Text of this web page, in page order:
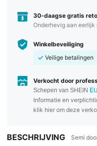
30-daagse gratis
Onderhevig aan
Winkelbeveiliging
Veilige betalingen
Verkocht door
Schepen van SHEIN
Informatie en
BESCHRIJVING Semi